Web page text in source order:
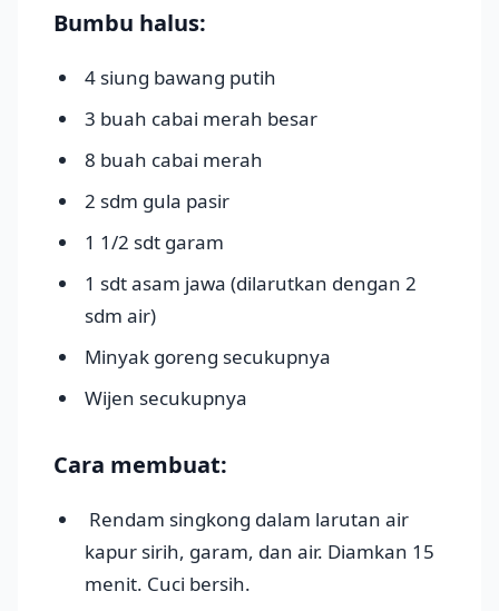
Bumbu halus:
4 siung bawang putih
3 buah cabai merah besar
8 buah cabai merah
2 sdm gula pasir
1 1/2 sdt garam
1 sdt asam jawa (dilarutkan dengan 2
sdm air)
Minyak goreng secukupnya
Wijen secukupnya
Cara membuat:
Rendam singkong dalam larutan air
kapur sirih, garam, dan air. Diamkan 15
menit. Cuci bersih.